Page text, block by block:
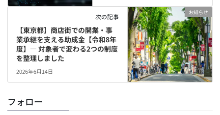
お知らせ
次の記事
【東京都】商店街での開業・事
業承継を支える助成金【令和8年
度】― 対象者で変わる2つの制度
を整理しました
2026年6月14日
フォロー